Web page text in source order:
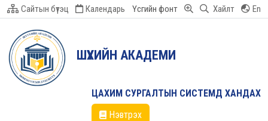
Сайтын бүтэц Календарь Үсгийн фонт Хайлт En
ШҮҮХИЙН АКАДЕМИ
ЦАХИМ СУРГАЛТЫН СИСТЕМД ХАНДАХ
Нэвтрэх